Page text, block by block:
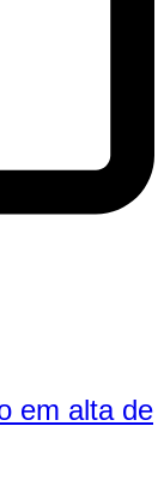
em alta de